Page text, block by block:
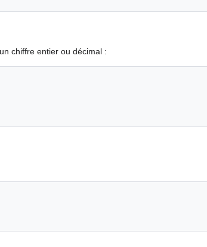
chiffre entier ou décimal :